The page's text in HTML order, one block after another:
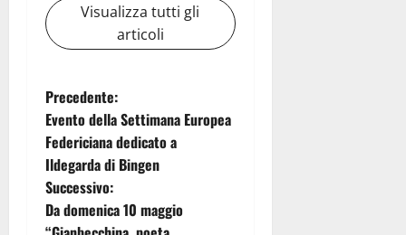
Visualizza tutti gli
articoli
N
a
v
i
Precedente:
Evento della Settimana Europea
Federiciana dedicato a
Ildegarda di Bingen
Successivo:
Da domenica 10 maggio